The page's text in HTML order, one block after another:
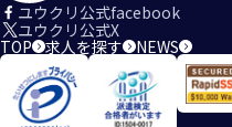
ユウクリ公式facebook
ユウクリ公式X
TOP 求人を探す NEWS